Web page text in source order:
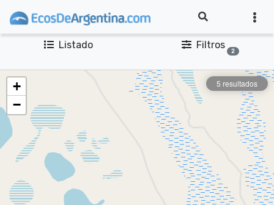
Listado Filtros
2
+
−
5 resultados